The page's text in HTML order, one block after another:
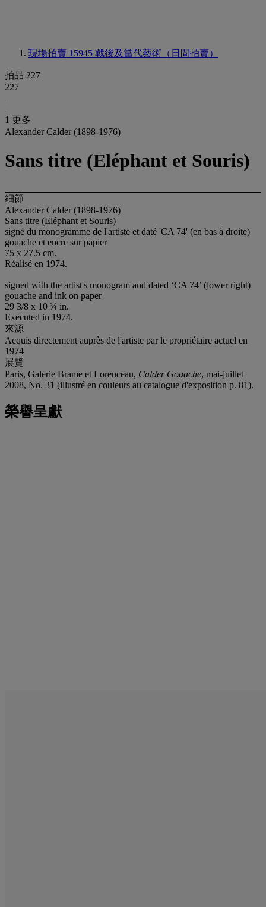
現場拍賣 15945 戰後及當代藝術（日間拍賣）
拍品 227
227
1 更多
Alexander Calder (1898-1976)
Sans titre (Eléphant et Souris)
細節
Alexander Calder (1898-1976)
Sans titre (Eléphant et Souris)
signé du monogramme de l'artiste et daté 'CA 74' (en bas à droite)
gouache et encre sur papier
75 x 27.5 cm.
Réalisé en 1974.
signed with the artist's monogram and dated ‘CA 74’ (lower right)
gouache and ink on paper
29 3/8 x 10 ¾ in.
Executed in 1974.
來源
Acquis directement auprès de l'artiste par le propriétaire actuel en
1974
展覽
Paris, Galerie Brame et Lorenceau, Calder Gouache, mai-juillet
2008, No. 31 (illustré en couleurs au catalogue d'exposition p. 81).
榮譽呈獻